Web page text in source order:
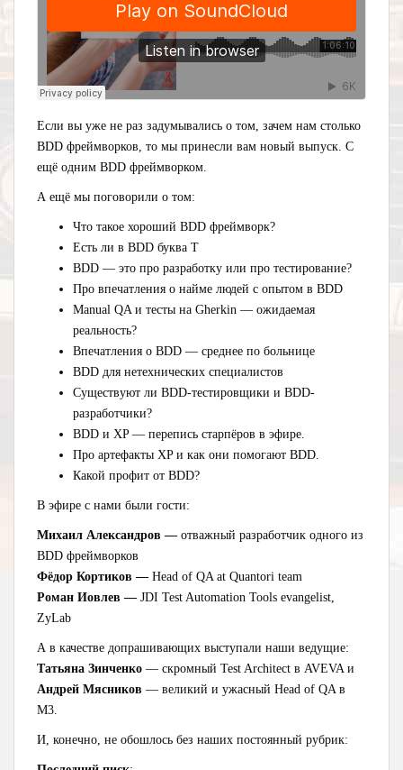
Если вы уже не раз задумывались о том, зачем нам столько
BDD фреймворков, то мы принесли вам новый выпуск. С
ещё одним BDD фреймворком.
А ещё мы поговорили о том:
Что такое хороший BDD фреймворк?
Есть ли в BDD буква Т
BDD — это про разработку или про тестирование?
Про впечатления о найме людей с опытом в BDD
Manual QA и тесты на Gherkin — ожидаемая
реальность?
Впечатления о BDD — среднее по больнице
BDD для нетехнических специалистов
Существуют ли BDD-тестировщики и BDD-
разработчики?
BDD и XP — перепись старпёров в эфире.
Про артефакты XP и как они помогают BDD.
Какой профит от BDD?
В эфире с нами были гости:
Михаил Александров — отважный разработчик одного из
BDD фреймворков
Фёдор Кортиков — Head of QA at Quantori team
Роман Иовлев — JDI Test Automation Tools evangelist,
ZyLab
А в качестве допрашивающих выступали наши ведущие:
Татьяна Зинченко — скромный Test Architect в AVEVA и
Андрей Мясников — великий и ужасный Head of QA в
M3.
И, конечно, не обошлось без наших постоянный рубрик: